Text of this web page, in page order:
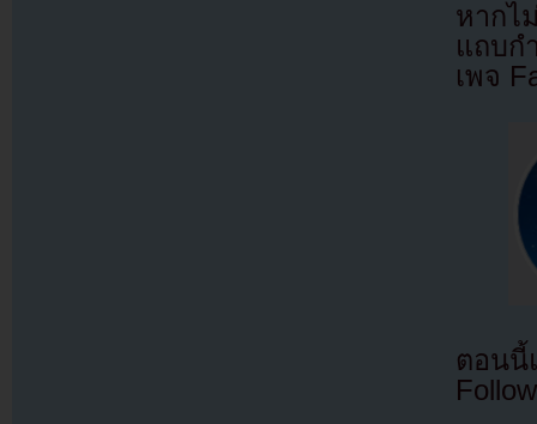
หากไ
แถบก
เพจ
ตอนนี้